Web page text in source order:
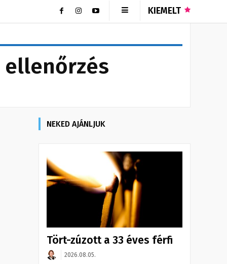
KIEMELT
NEKED AJÁNLJUK
Tört-zúzott a 33 éves férfi
2026.08.05.